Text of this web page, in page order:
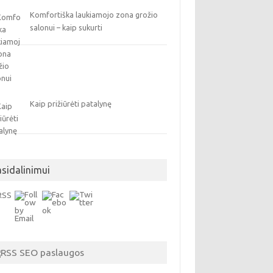
Komfortiška laukiamojo zona grožio
salonui – kaip sukurti
Kaip prižiūrėti patalynę
SEO paslaugos